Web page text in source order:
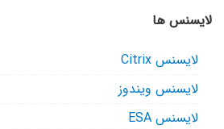
لایسنس ها
لایسنس Citrix
لایسنس ویندوز
لایسنس ESA